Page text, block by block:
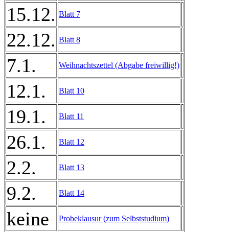
15.12. Blatt 7
22.12. Blatt 8
7.1. Weihnachtszettel (Abgabe freiwillig!)
12.1. Blatt 10
19.1. Blatt 11
26.1. Blatt 12
2.2. Blatt 13
9.2. Blatt 14
keine Probeklausur (zum Selbststudium)